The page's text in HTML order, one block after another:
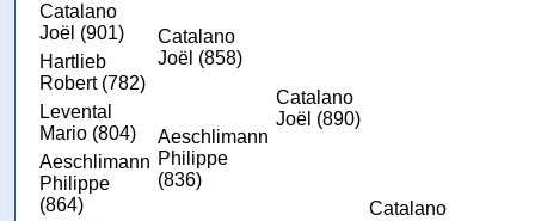
Catalano
Joël (901)
Catalano
Joël (858)
Catalano
Joël (890)
Catalano
Hartlieb
Robert (782)
Levental
Mario (804)
Aeschlimann
Philippe
(836)
Aeschlimann
Philippe
(864)